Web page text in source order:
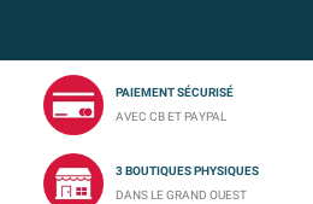
PAIEMENT SÉCURISÉ
AVEC CB ET PAYPAL
3 BOUTIQUES PHYSIQUES
DANS LE GRAND OUEST